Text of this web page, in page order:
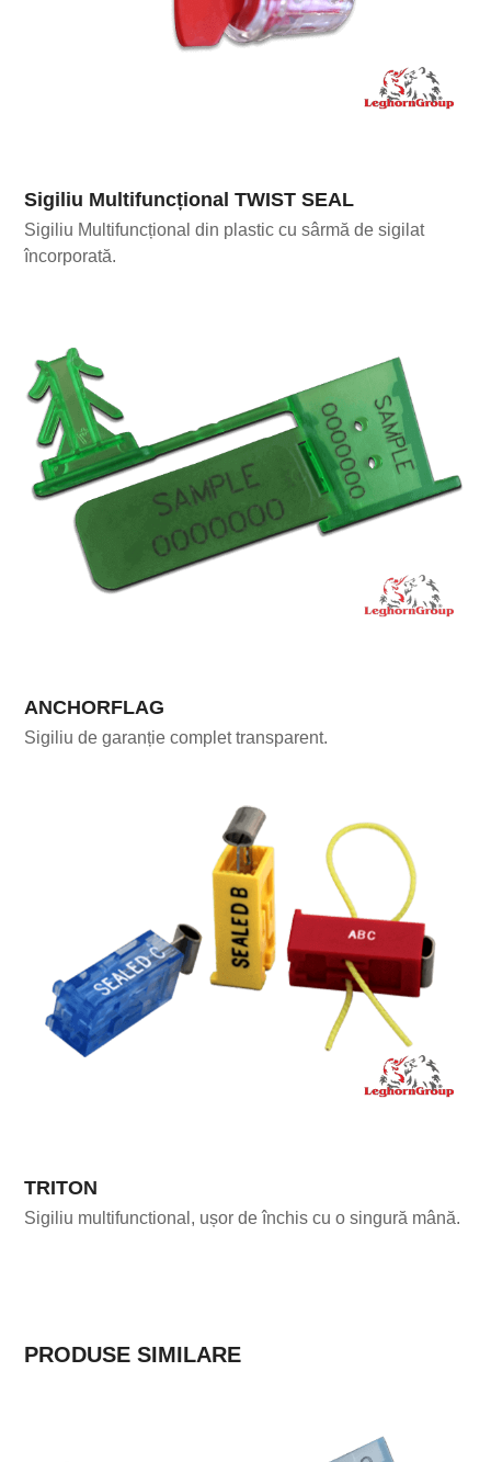
Sigiliu Multifuncțional TWIST SEAL
Sigiliu Multifuncțional din plastic cu sârmă de sigilat
încorporată.
ANCHORFLAG
Sigiliu de garanție complet transparent.
TRITON
Sigiliu multifunctional, ușor de închis cu o singură mână.
PRODUSE SIMILARE